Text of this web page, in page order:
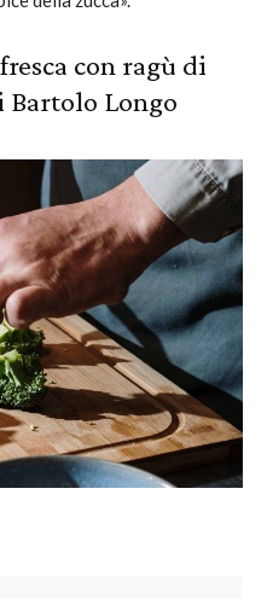
con ragù di
Bartolo Longo